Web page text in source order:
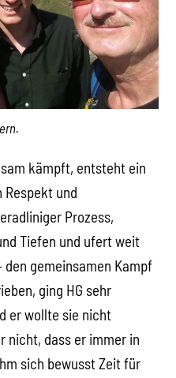
kämpft, entsteht ein
und
Prozess,
Tiefen und ufert weit
gemeinsamen Kampf
ging HG sehr
er wollte sie nicht
nicht, dass er immer in
sich bewusst Zeit für